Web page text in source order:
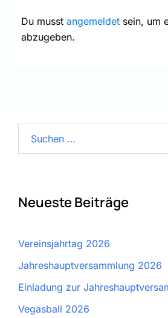
Du musst angemeldet sein, um
abzugeben.
nach:
Neueste Beiträge
Vereinsjahrtag 2026
Jahreshauptversammlung 2026
Einladung zur
Vegasball 2026